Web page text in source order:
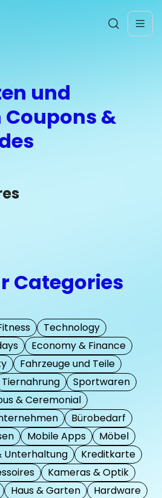
und
&
Categories
Technology
Economy & Finance
Fahrzeuge und Teile
Tiernahrung
Sportwaren
& Ceremonial
Bürobedarf
Mobile Apps
Möbel
Unterhaltung
Kreditkarte
Kameras & Optik
Haus & Garten
Hardware